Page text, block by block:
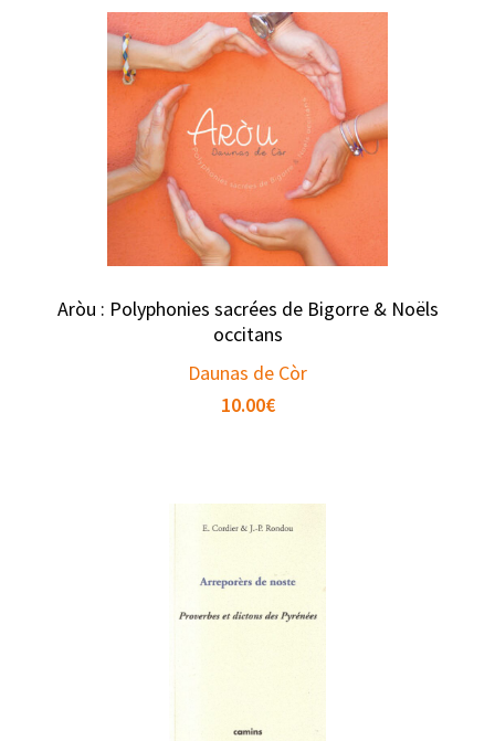
Aròu : Polyphonies sacrées de Bigorre & Noëls
occitans
Daunas de Còr
10.00€